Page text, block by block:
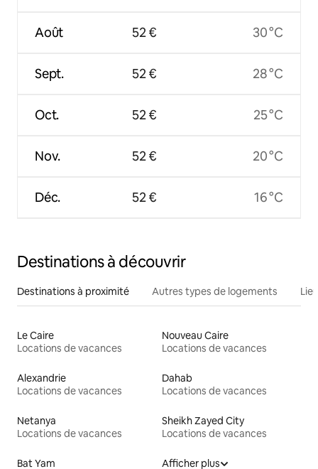
Août
Sept.
Oct.
Nov.
Déc.
52 €
52 €
52 €
52 €
52 €
30 °C
28 °C
25 °C
20 °C
16 °C
Destinations à découvrir
Destinations à proximité Autres types de logements
Le Caire
Locations de vacances
Nouveau Caire
Locations de vacances
Alexandrie
Locations de vacances
Dahab
Locations de vacances
Netanya
Locations de vacances
Sheikh Zayed City
Locations de vacances
Bat Yam
Afficher plus